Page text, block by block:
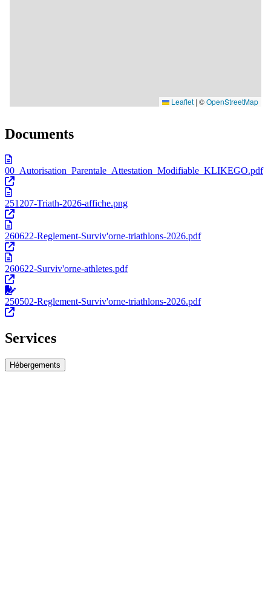
Documents
00_Autorisation_Parentale_Attestation_Modifiable_KLIKEGO.pdf
251207-Triath-2026-affiche.png
260622-Reglement-Surviv'orne-triathlons-2026.pdf
260622-Surviv'orne-athletes.pdf
250502-Reglement-Surviv'orne-triathlons-2026.pdf
Services
Hébergements